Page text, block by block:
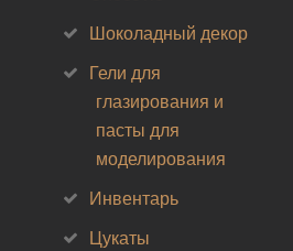
Шоколадный декор
Гели для
глазирования и
пасты для
моделирования
Инвентарь
Цукаты